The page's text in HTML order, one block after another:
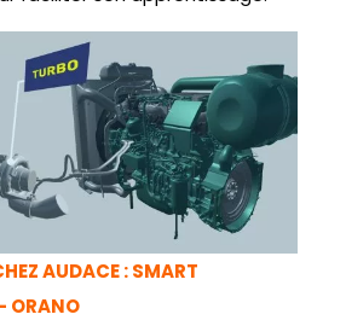
AUDACE : SMART
ORANO